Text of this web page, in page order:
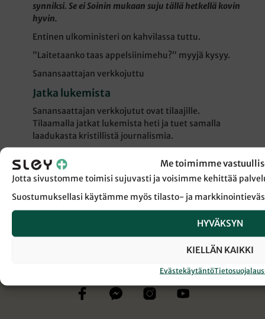
Me toimimme
Jotta sivustomme toimisi sujuvasti ja voisimme kehittää
Suostumuksellasi käytämme myös tilasto- ja
HYVÄKSYN
KIELLÄN KAIKKI
Evästekäytäntö
synniksi. Se ei Soinin mukaan suju tällä hetkellä kovin
hyvin.
Entinen ulkoministeri on kahvilassa tuttu.
”Laitetaanko taas appelsiinimehu?” myyjä kysyy.
Sanansaattajan verkkojuttu
Jatka lukemista
Sanansaattajan verkkojutut ovat tilaajille.
Tilaamalla jatkat lukemista heti ja tuet samalla
laadukasta kristillistä journalismia.
JATKA LUKEMISTA